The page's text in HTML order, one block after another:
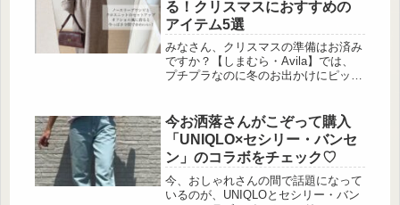
しい視点”をお届けします。肝斑治
療、見直すべきポイント 出
典:Unsplash 重度肝斑患者260名を対
象に行われた研究では、1日500mg・
750mg・1000mg・1500mg の4群を
比...
る！クリスマスにおすすめの
アイテム5選
みなさん、クリスマスの準備はお済み
ですか？【しまむら・Avila】では、
プチプラなのに冬のお出かけにピッタ
選でご紹介していきます♪肌見せで大
人なワンピース 出典:_bambi.coco ノ
ースリーブのワンピースとクロスニッ
トがセットになったアイテム。肩を少
し落としてクロスニットを着れば、適
度な肌見せで大人かわいいを演出しま
今お洒落さんがこぞって購入
「UNIQLO×セシリー・バンセ
ン」のコラボをチェック♡
今、おしゃれさんの間で話題になって
いるのが、UNIQLOとセシリー・バン